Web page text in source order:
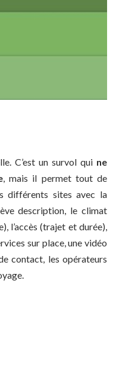
C’est un survol qui ne
, mais il permet tout de
différents sites avec la
description, le climat
l’accès (trajet et durée),
sur place, une vidéo
contact, les opérateurs